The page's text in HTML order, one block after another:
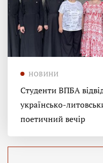
НОВИНИ
Студенти ВПБА
українсько-
поетичний вечір